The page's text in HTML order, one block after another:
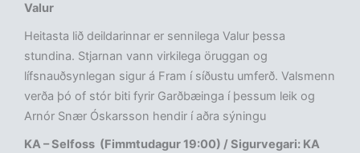
Valur
Heitasta lið deildarinnar er sennilega Valur þessa
stundina. Stjarnan vann virkilega öruggan og
lífsnauðsynlegan sigur á Fram í síðustu umferð. Valsmenn
verða þó of stór biti fyrir Garðbæinga í þessum leik og
Arnór Snær Óskarsson hendir í aðra sýningu
KA – Selfoss (Fimmtudagur 19:00) / Sigurvegari: KA